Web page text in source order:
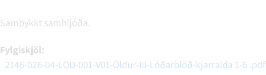
Samþykkt samhljóða.
Fylgiskjöl:
2146-026-04-LOD-001-V01-Öldur-III-Lóðarblöð-kjarralda 1-6 .pdf